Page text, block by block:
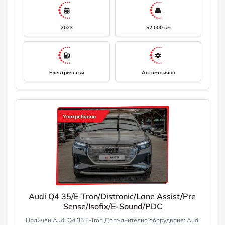
лентата на движение, електрически стъкла отпред и отзад,
прозрачно предно стъкло, велурени стелки, ограничител на
скоростта, пакет гланц, LED задни светлини, високоволтова
батерия 55 kWh бруто / 52 kWh нето, интериорна облицовка:
хаптични лакирани инкрустации, черни, Isofix крепежни
елементи за детски седалки на предната пътническа и
задната седалка, 4-врата каросерия, система за въздушни
възглавници за главата (Sideguard), AC/DC заряден контакт,
кабел за зареждане с конектор тип 2 (режим 3),
мултимедиен интерфейс MMI Basic / MMI Radio, вградено
зарядно устройство (до 7,2 kW), междуосие 2764 мм,
странична въздушна възглавница (интерактивна въздушна
възглавница), калъф/тапицерия на седалката: плат Index,
стандартно окачване, 12V контакт в предната централна
конзола, дизайн на бронята: основен, зелено тонирано
топлоизолиращо стъкло Лизинг! За повече информация
0882111021 info@isauto. net
2023 52 000 км
Електрически Автоматична
Употребяван
Audi Q4 35/E-Tron/Distronic/Lane Assist/Pre
Sense/Isofix/E-Sound/PDC
Наличен Audi Q4 35 E-Tron Допълнително оборудване: Audi